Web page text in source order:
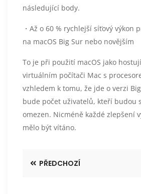
následující body.
・Až o 60 % rychlejší síťový výkon
na macOS Big Sur nebo novějším
To je při použití macOS jako
virtuálním počítači Mac s
vzhledem k tomu, že jde o verzi
bude počet uživatelů, kteří budou
omezen. Nicméně každé zlepšení
mělo být vítáno.
PŘEDCHOZÍ